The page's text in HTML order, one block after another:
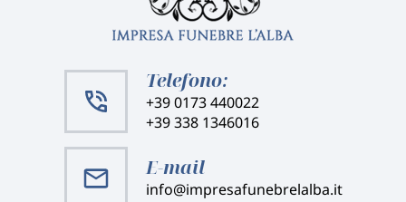
Telefono:
+39 0173 440022
+39 338 1346016
E-mail
info@impresafunebrelalba.it